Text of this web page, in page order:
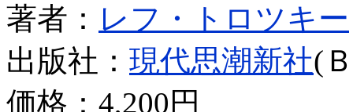
著者： レフ・トロツキー
出版社： 現代思潮新社(
価格： 4,200円